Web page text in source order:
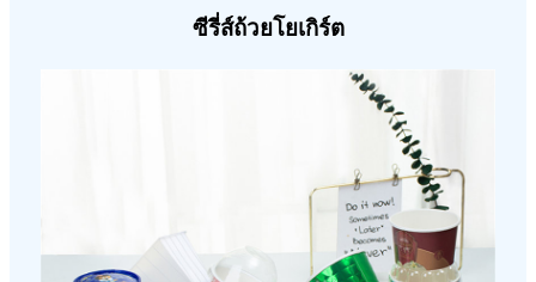
ซีรี่ส์ถ้วยโยเกิร์ต